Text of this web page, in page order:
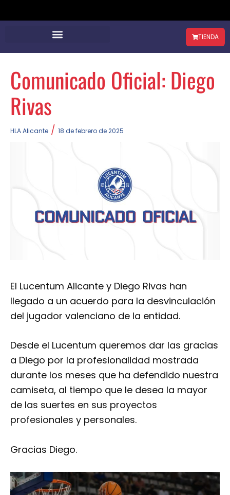
TIENDA
Comunicado Oficial: Diego
Rivas
HLA Alicante / 18 de febrero de 2025
El Lucentum Alicante y Diego Rivas han
llegado a un acuerdo para la desvinculación
del jugador valenciano de la entidad.
Desde el Lucentum queremos dar las gracias
a Diego por la profesionalidad mostrada
durante los meses que ha defendido nuestra
camiseta, al tiempo que le desea la mayor
de las suertes en sus proyectos
profesionales y personales.
Gracias Diego.